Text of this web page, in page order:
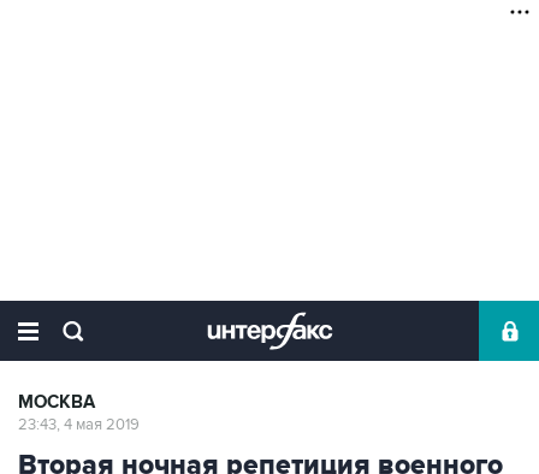
МОСКВА
23:43, 4 мая 2019
Вторая ночная репетиция военного